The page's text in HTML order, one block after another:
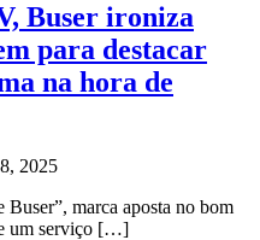
Buser ironiza
para destacar
na hora de
2025
marca aposta no bom
um serviço […]